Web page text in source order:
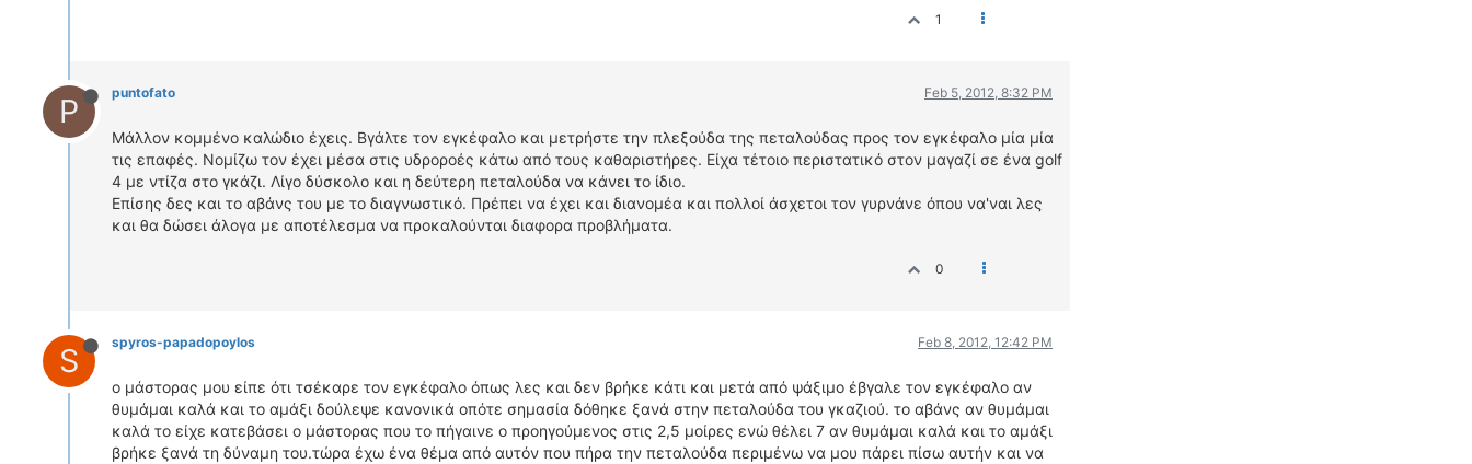
1
P puntofato Feb 5, 2012, 8:32 PM
Μάλλον κομμένο καλώδιο έχεις. Βγάλτε τον εγκέφαλο και μετρήστε την πλεξούδα της πεταλούδας προς τον εγκέφαλο μία μία
τις επαφές. Νομίζω τον έχει μέσα στις υδροροές κάτω από τους καθαριστήρες. Είχα τέτοιο περιστατικό στον μαγαζί σε ένα golf
4 με ντίζα στο γκάζι. Λίγο δύσκολο και η δεύτερη πεταλούδα να κάνει το ίδιο.
Επίσης δες και το αβάνς του με το διαγνωστικό. Πρέπει να έχει και διανομέα και πολλοί άσχετοι τον γυρνάνε όπου να'ναι λες
και θα δώσει άλογα με αποτέλεσμα να προκαλούνται διαφορα προβλήματα.
0
S spyros-papadopoylos Feb 8, 2012, 12:42 PM
o μάστορας μου είπε ότι τσέκαρε τον εγκέφαλο όπως λες και δεν βρήκε κάτι και μετά από ψάξιμο έβγαλε τον εγκέφαλο αν
θυμάμαι καλά και το αμάξι δούλεψε κανονικά οπότε σημασία δόθηκε ξανά στην πεταλούδα του γκαζιού. το αβάνς αν θυμάμαι
καλά το είχε κατεβάσει ο μάστορας που το πήγαινε ο πρoηγούμενος στις 2,5 μοίρες ενώ θέλει 7 αν θυμάμαι καλά και το αμάξι
βρήκε ξανά τη δύναμη του.τώρα έχω ένα θέμα από αυτόν που πήρα την πεταλούδα περιμένω να μου πάρει πίσω αυτήν και να